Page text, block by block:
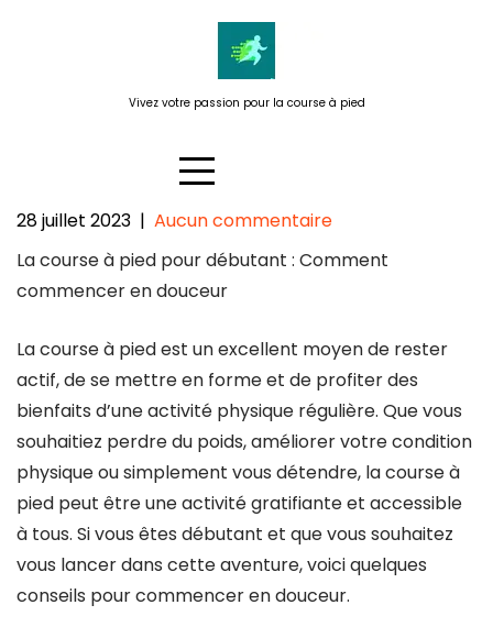
Vivez votre passion pour la course à pied
La course à pied pour débutant
: Comment se lancer en douceur
passionnante !
28 juillet 2023 | Aucun commentaire
La course à pied pour débutant : Comment
commencer en douceur
La course à pied est un excellent moyen de rester
actif, de se mettre en forme et de profiter des
bienfaits d’une activité physique régulière. Que vous
souhaitiez perdre du poids, améliorer votre condition
physique ou simplement vous détendre, la course à
pied peut être une activité gratifiante et accessible
à tous. Si vous êtes débutant et que vous souhaitez
vous lancer dans cette aventure, voici quelques
conseils pour commencer en douceur.